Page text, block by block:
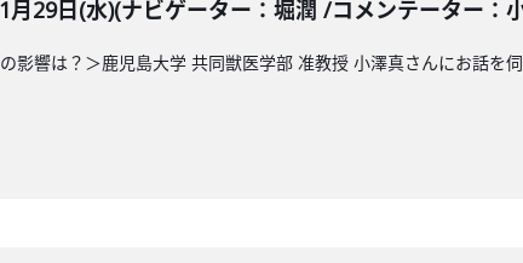
月29日(水)(ナビゲーター：堀潤 /コメンテーター：
影響は？＞鹿児島大学 共同獣医学部 准教授 小澤真さんにお話を